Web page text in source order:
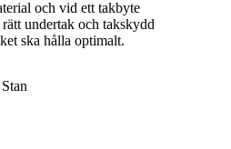
och vid ett takbyte
undertak och takskydd
ska hålla optimalt.